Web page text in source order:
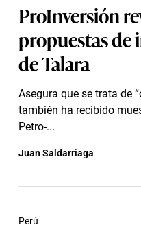
ProInversión
propuestas de
de Talara
Asegura que se trata de
también ha recibido
Petro-...
Juan Saldarriaga
Perú